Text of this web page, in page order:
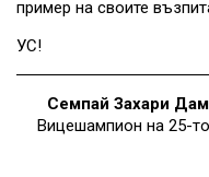
пример на своите
УС!
Семпай Захари
Вицешампион на 25-